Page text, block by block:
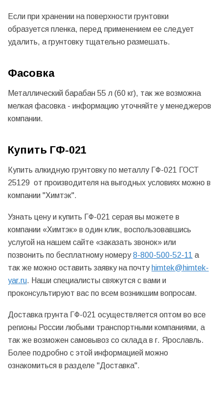
Если при хранении на поверхности грунтовки
образуется пленка, перед применением ее следует
удалить, а грунтовку тщательно размешать.
Фасовка
Металлический барабан 55 л (60 кг), так же возможна
мелкая фасовка - информацию уточняйте у менеджеров
компании.
Купить ГФ-021
Купить алкидную грунтовку по металлу ГФ-021 ГОСТ
25129 от производителя на выгодных условиях можно в
компании "Химтэк".
Узнать цену и купить ГФ-021 серая вы можете в
компании «Химтэк» в один клик, воспользовавшись
услугой на нашем сайте «заказать звонок» или
позвонить по бесплатному номеру8-800-500-52-11 а
так же можно оставить заявку на почту himtek@himtek-
yar.ru. Наши специалисты свяжутся с вами и
проконсультируют вас по всем возникшим вопросам.
Доставка грунта ГФ-021 осуществляется оптом во все
регионы России любыми транспортными компаниями, а
так же возможен самовывоз со склада в г. Ярославль.
Более подробно с этой информацией можно
ознакомиться в разделе "Доставка".